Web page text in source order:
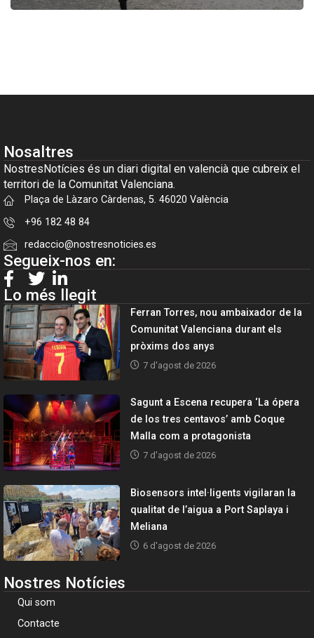
Nosaltres
NostresNotícies és un diari digital en valencià que cubreix el
territori de la Comunitat Valenciana.
Plaça de Làzaro Càrdenas, 5. 46020 València
+96 182 48 84
redaccio@nostresnoticies.es
Segueix-nos en:
Lo més llegit
Ferran Torres, nou ambaixador de la
Comunitat Valenciana durant els
pròxims dos anys
7 d'agost de 2026
Sagunt a Escena recupera ‘La ópera
de los tres centavos’ amb Coque
Malla com a protagonista
7 d'agost de 2026
Biosensors intel·ligents vigilaran la
qualitat de l’aigua a Port Saplaya i
Meliana
6 d'agost de 2026
Nostres Notícies
Qui som
Contacte